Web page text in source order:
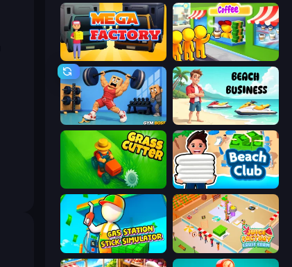
Mega Factory Coffee Idle
Gym Boss Beach Business
Beach Club
Gas Station - Stick Simulator Juice Factory - Fruit Farm